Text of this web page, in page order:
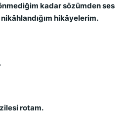
kadar sözümden ses
hikâyelerim.
rotam.